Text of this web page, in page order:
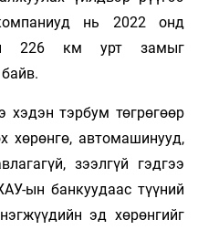
нь 2022 онд
226 км урт замыг
хэдэн тэрбум төгрөгөөр
хөрөнгө, автомашинууд,
зээлгүй гэдгээ
ын банкуудаас түүний
эд хөрөнгийг